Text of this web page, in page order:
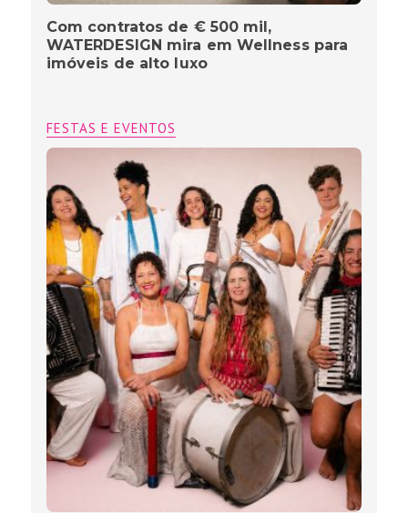
Com contratos de € 500 mil,
WATERDESIGN mira em Wellness para
imóveis de alto luxo
FESTAS E EVENTOS